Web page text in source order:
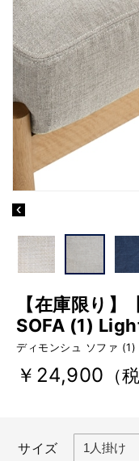
【在庫限り】
SOFA (1)
ディモンシュ ソファ
￥24,900 （
サイズ